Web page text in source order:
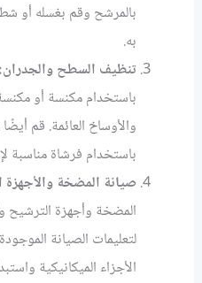
بالمرشح وقم بغسله أو
به.
تنظيف السطح والجدران:
باستخدام مكنسة أو مكنسة
والأوساخ العائمة. قم
باستخدام فرشاة مناسبة
صيانة المضخة والأجهزة
المضخة وأجهزة الترشيح
لتعليمات الصيانة
الأجزاء الميكانيكية